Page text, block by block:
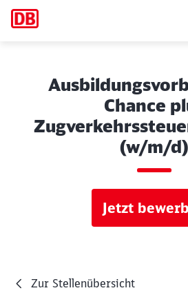
Chance
(w/m/d)
Jetzt
Zur Stellenübersicht